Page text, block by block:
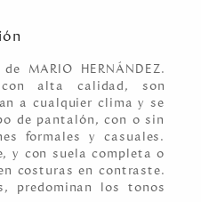
MARIO HERNÁNDEZ.
alta calidad, son
a cualquier clima y se
de pantalón, con o sin
formales y casuales.
y con suela completa o
costuras en contraste.
predominan los tonos